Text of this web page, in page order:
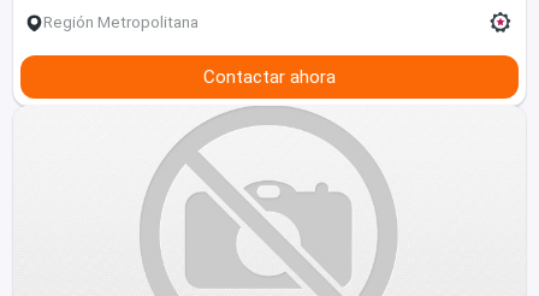
Región Metropolitana
Contactar ahora